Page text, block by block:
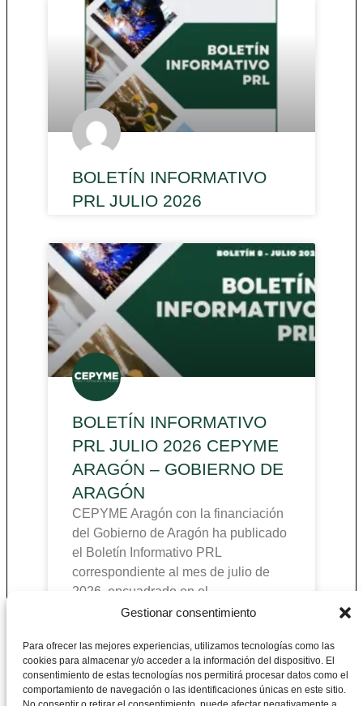
Gestionar consentimiento
Para ofrecer las mejores experiencias, utilizamos tecnologías como las
cookies para almacenar y/o acceder a la información del dispositivo. El
consentimiento de estas tecnologías nos permitirá procesar datos como el
comportamiento de navegación o las identificaciones únicas en este sitio.
BOLETÍN INFORMATIVO
PRL JULIO 2026
BOLETÍN INFORMATIVO
PRL JULIO 2026 CEPYME
ARAGÓN – GOBIERNO DE
ARAGÓN
CEPYME Aragón con la financiación
del Gobierno de Aragón ha publicado
el Boletín Informativo PRL
correspondiente al mes de julio de
2026, encuadrado en el
CEPYME Aragón